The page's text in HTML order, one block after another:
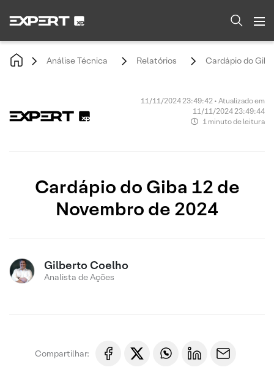
Análise Técnica Relatórios Cardápio do
11/11/2024 23:49:42 • Atualizado em
11/11/2024 23:49:44
1 minuto de leitura
Cardápio do Giba 12 de
Novembro de 2024
Gilberto Coelho
Analista de Ações
Compartilhar: